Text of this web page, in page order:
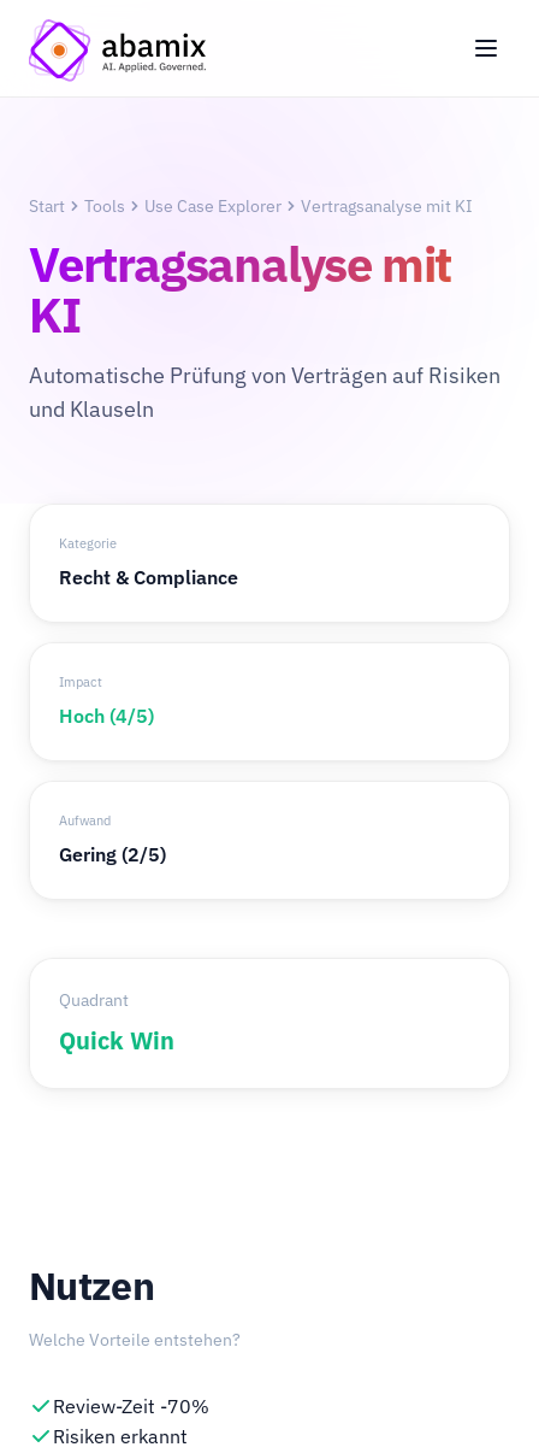
Start Tools Use Case Explorer Vertragsanalyse mit KI
Vertragsanalyse mit
KI
Automatische Prüfung von Verträgen auf Risiken
und Klauseln
Kategorie
Recht & Compliance
Impact
Hoch (4/5)
Aufwand
Gering (2/5)
Quadrant
Quick Win
Nutzen
Welche Vorteile entstehen?
Review-Zeit -70%
Risiken erkannt